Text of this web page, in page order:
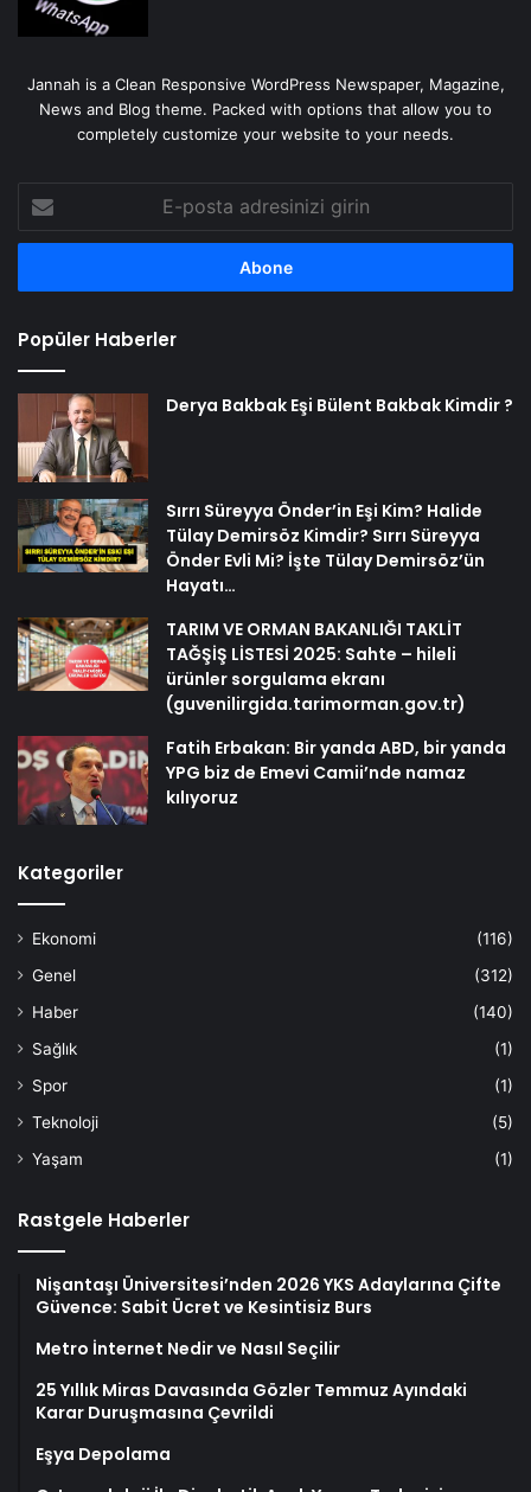
Jannah is a Clean Responsive WordPress Newspaper, Magazine,
News and Blog theme. Packed with options that allow you to
completely customize your website to your needs.
posta
adresinizi
Popüler Haberler
Derya Bakbak Eşi Bülent Bakbak Kimdir ?
Sırrı Süreyya Önder’in Eşi Kim? Halide
Tülay Demirsöz Kimdir? Sırrı Süreyya
Önder Evli Mi? İşte Tülay Demirsöz’ün
Hayatı…
TARIM VE ORMAN BAKANLIĞI TAKLİT
TAĞŞİŞ LİSTESİ 2025: Sahte – hileli
ürünler sorgulama ekranı
(guvenilirgida.tarimorman.gov.tr)
Fatih Erbakan: Bir yanda ABD, bir yanda
YPG biz de Emevi Camii’nde namaz
kılıyoruz
Kategoriler
Ekonomi
(116)
Genel
(312)
Haber
(140)
Sağlık
(1)
Spor
(1)
Teknoloji
(5)
Yaşam
(1)
Rastgele Haberler
Nişantaşı Üniversitesi’nden 2026 YKS Adaylarına Çifte
Güvence: Sabit Ücret ve Kesintisiz Burs
Metro İnternet Nedir ve Nasıl Seçilir
25 Yıllık Miras Davasında Gözler Temmuz Ayındaki
Karar Duruşmasına Çevrildi
Eşya Depolama